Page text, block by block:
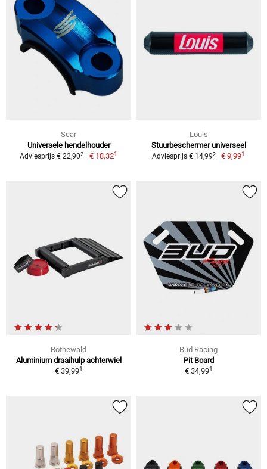
Scar
Universele hendelhouder
Adviesprijs € 22,902 € 18,321
Louis
Stuurbeschermer universeel
Adviesprijs € 14,992 € 9,991
Rothewald
Aluminium draaihulp achterwiel
€ 39,991
Bud Racing
Pit Board
€ 34,991